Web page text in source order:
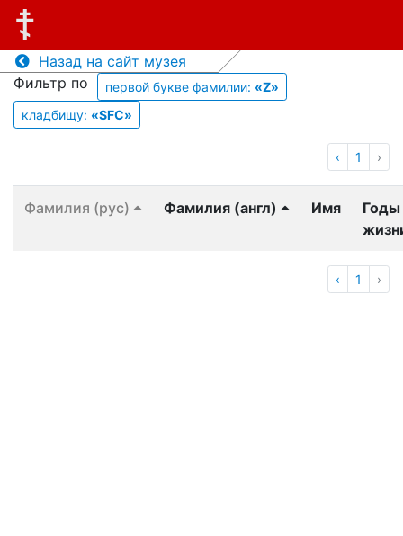
Назад на сайт музея
Фильтр по
первой букве фамилии: «Z»
кладбищу: «SFC»
‹ 1 ›
Фамилия (рус) Фамилия (англ) Имя
Годы
‹ 1 ›